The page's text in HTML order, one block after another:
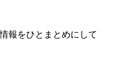
報をひとまとめにして